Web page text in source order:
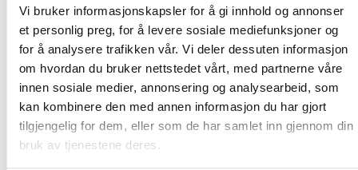
Vi bruker informasjonskapsler for å gi innhold og annonser
et personlig preg, for å levere sosiale mediefunksjoner og
for å analysere trafikken vår. Vi deler dessuten informasjon
om hvordan du bruker nettstedet vårt, med partnerne våre
innen sosiale medier, annonsering og analysearbeid, som
kan kombinere den med annen informasjon du har gjort
tilgjengelig for dem, eller som de har samlet inn gjennom din
bruk av tjenestene deres.
Experter
Projektet omfattar en referensgrupp med experter som
arbetar med samhällsekonomiska beräkningar och
utvärderingar av förebyggande folkhälsoinsatser i de
nordiska länderna. Referensgruppens uppgift är att följa
insatsen för att försäkra arbetets kvalitet och relevans för
den primära målgruppen. Referensgruppen kan föreslå
frågeställningar och data som ska ingå, utvärdera